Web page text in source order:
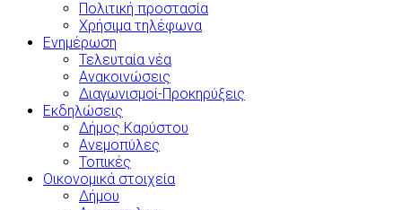
Πολιτική προστασία
Χρήσιμα τηλέφωνα
Ενημέρωση
Τελευταία νέα
Ανακοινώσεις
Διαγωνισμοί-Προκηρύξεις
Εκδηλώσεις
Δήμος Καρύστου
Ανεμοπύλες
Τοπικές
Οικονομικά στοιχεία
Δήμου